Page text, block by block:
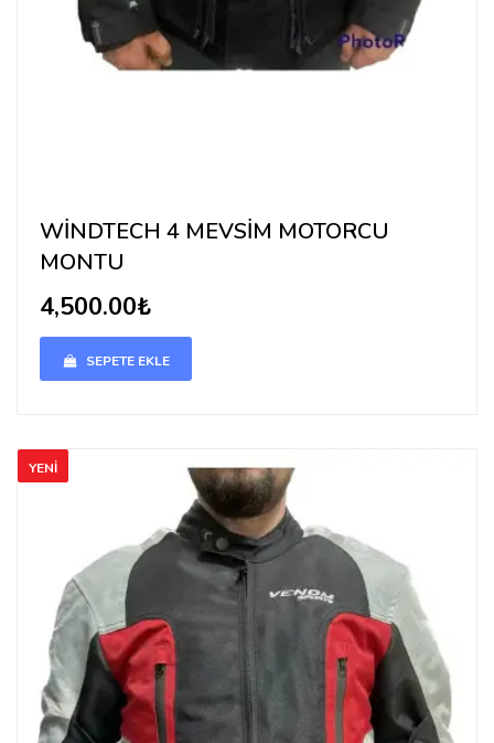
WİNDTECH 4 MEVSİM MOTORCU
MONTU
4,500.00₺
SEPETE EKLE
YENİ